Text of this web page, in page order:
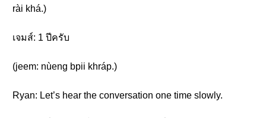
rài khá.)
เจมส์: 1 ปีครับ
(jeem: nùeng bpii khráp.)
Ryan: Let’s hear the conversation one time slowly.